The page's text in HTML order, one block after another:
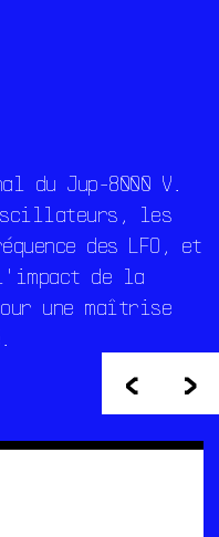
du Jup-8000 V.
les
des LFO, et
de la
une maîtrise
< >